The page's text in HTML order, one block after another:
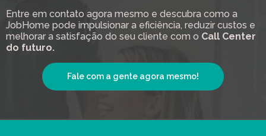
Entre em contato agora mesmo e descubra como a
JobHome pode impulsionar a eficiência, reduzir custos e
melhorar a satisfação do seu cliente com o Call Center
do futuro.
Fale com a gente agora mesmo!